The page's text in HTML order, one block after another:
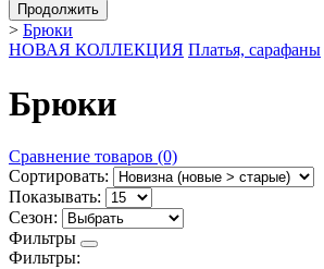
Продолжить
> Брюки
НОВАЯ КОЛЛЕКЦИЯ Платья, сарафаны
Брюки
Сравнение товаров (0)
Сортировать:
Показывать:
Сезон:
Фильтры
Фильтры: